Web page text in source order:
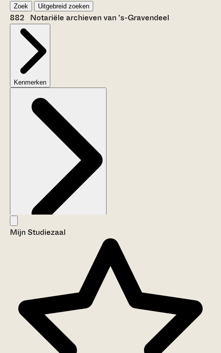
Zoek Uitgebreid zoeken
882 Notariële archieven van 's-Gravendeel
Kenmerken
Aanwijzingen voor de gebruiker
Mijn Studiezaal